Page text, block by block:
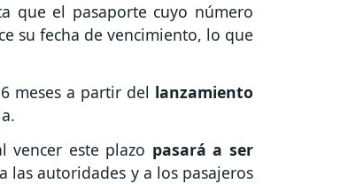
que el pasaporte cuyo número
su fecha de vencimiento, lo que
meses a partir del lanzamiento
vencer este plazo pasará a ser
las autoridades y a los pasajeros